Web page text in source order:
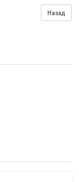
Назад